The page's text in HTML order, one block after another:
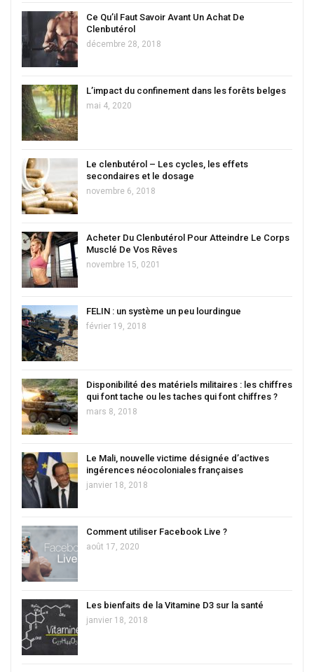
Ce Qu’il Faut Savoir Avant Un Achat De
Clenbutérol
décembre 28, 2018
L’impact du confinement dans les forêts belges
mai 4, 2020
Le clenbutérol – Les cycles, les effets
secondaires et le dosage
novembre 6, 2018
Acheter Du Clenbutérol Pour Atteindre Le Corps
Musclé De Vos Rêves
novembre 15, 0201
FELIN : un système un peu lourdingue
février 19, 2018
Disponibilité des matériels militaires : les chiffres
qui font tache ou les taches qui font chiffres ?
mars 8, 2018
Le Mali, nouvelle victime désignée d’actives
ingérences néocoloniales françaises
janvier 18, 2018
Comment utiliser Facebook Live ?
août 17, 2020
Les bienfaits de la Vitamine D3 sur la santé
janvier 18, 2018